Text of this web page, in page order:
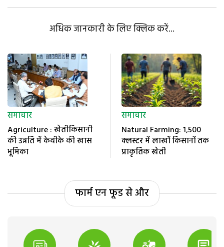
अधिक जानकारी के लिए क्लिक करें...
समाचार
Agriculture : खेतीकिसानी
की उन्नति में केवीके की खास
भूमिका
समाचार
Natural Farming: 1,500
क्लस्टर में लाखों किसानों तक
प्राकृतिक खेती
फार्म एन फूड से और